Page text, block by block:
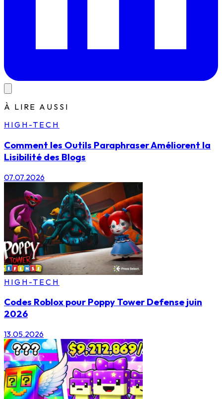
À LIRE AUSSI
HIGH-TECH
Comment les Outils Paraphraser Améliorent la
Lisibilité des Blogs
07.07.2026
HIGH-TECH
Codes Roblox pour Poppy Tower Defense juin
2026
13.05.2026